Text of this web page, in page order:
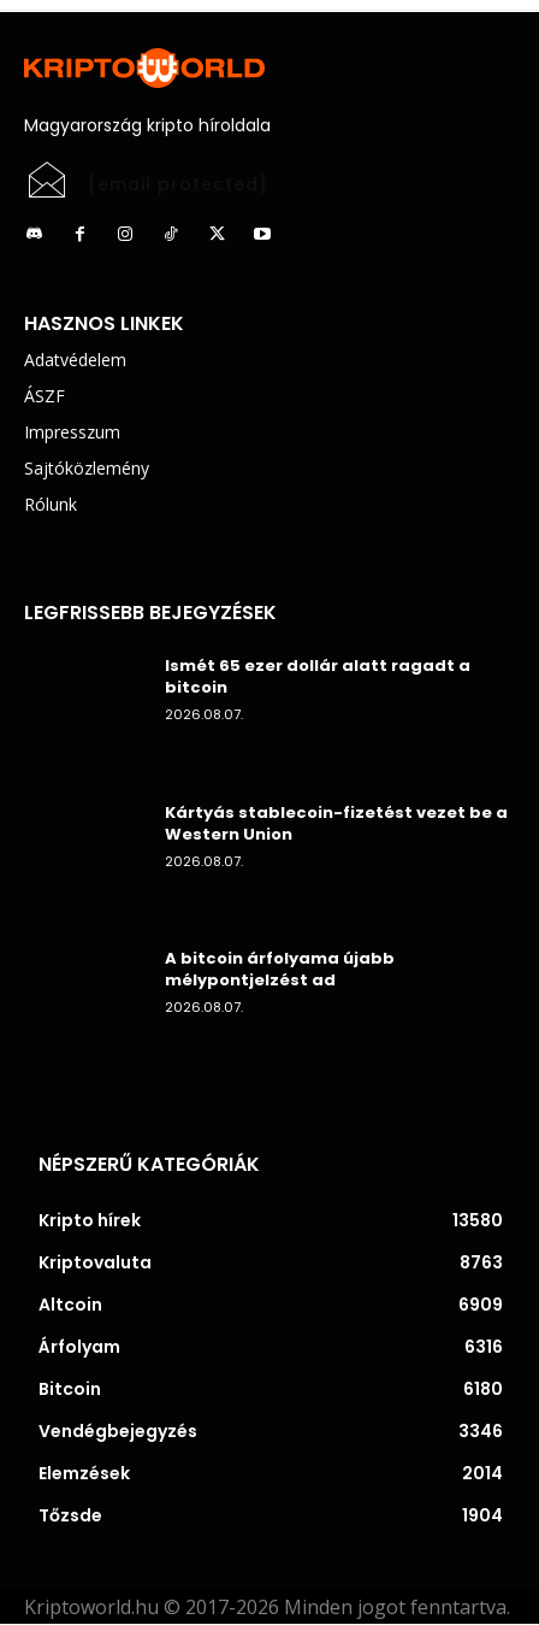
Magyarország kripto híroldala
HASZNOS LINKEK
Adatvédelem
ÁSZF
Impresszum
Sajtóközlemény
Rólunk
LEGFRISSEBB BEJEGYZÉSEK
Ismét 65 ezer dollár alatt ragadt a
bitcoin
2026.08.07.
Kártyás stablecoin-fizetést vezet be a
Western Union
2026.08.07.
A bitcoin árfolyama újabb
mélypontjelzést ad
2026.08.07.
NÉPSZERŰ KATEGÓRIÁK
Kripto hírek
13580
Kriptovaluta
8763
Altcoin
6909
Árfolyam
6316
Bitcoin
6180
Vendégbejegyzés
3346
Elemzések
2014
Tőzsde
1904
Kriptoworld.hu © 2017-2026 Minden jogot fenntartva.